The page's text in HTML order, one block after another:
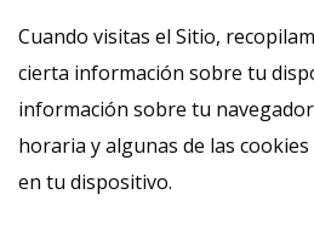
Cuando visitas el Sitio,
cierta información sobre tu
información sobre tu
horaria y algunas de las
en tu dispositivo.